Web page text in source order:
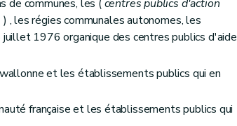
entreprises et les spin-off– Décret du 15 février 2007, art. 2)
de communes, les (centres publics d'action
les régies communales autonomes, les
1976 organique des centres publics d'aide
et les établissements publics qui en
française et les établissements publics qui